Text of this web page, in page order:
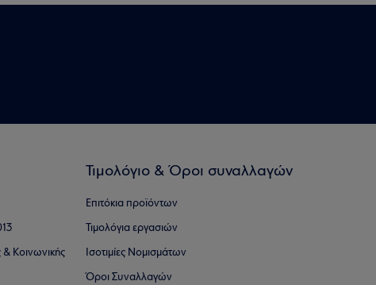
Κοινωνικής
Τιμολόγιο & Όροι συναλλαγών
Επιτόκια προϊόντων
Τιμολόγια εργασιών
Ισοτιμίες Νομισμάτων
Όροι Συναλλαγών